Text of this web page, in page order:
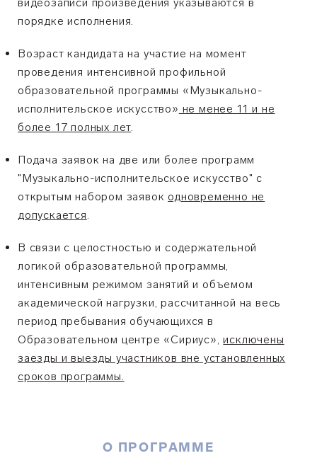
порядке исполнения.
Возраст кандидата на участие на момент
проведения интенсивной профильной
образовательной программы «Музыкально-
исполнительское искусство» не менее 11 и не
более 17 полных лет.
Подача заявок на две или более программ
"Музыкально-исполнительское искусство" с
открытым набором заявок одновременно не
допускается.
В связи с целостностью и содержательной
логикой образовательной программы,
интенсивным режимом занятий и объемом
академической нагрузки, рассчитанной на весь
период пребывания обучающихся в
Образовательном центре «Сириус»,исключены
заезды и выезды участников вне установленных
сроков программы.
О ПРОГРАММЕ